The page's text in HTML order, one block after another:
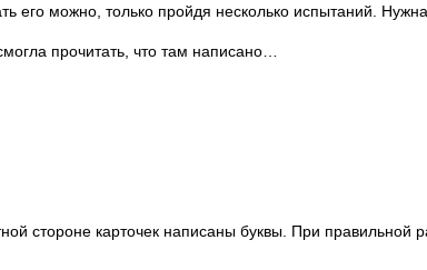
его можно, только пройдя несколько испытаний.
прочитать, что там написано…
карточек написаны буквы. При правильной